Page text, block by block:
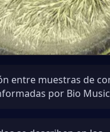
entre muestras de
por Bio